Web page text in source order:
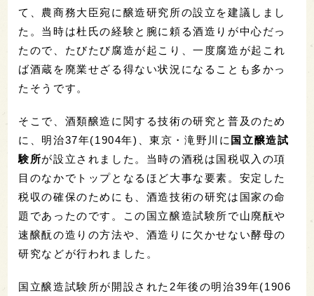
て、農商務大臣宛に醸造研究所の設立を建議しまし
た。当時は杜氏の経験と腕に頼る酒造りが中心だっ
たので、たびたび腐造が起こり、一度腐造が起これ
ば酒蔵を廃業せざる得ない状況になることも多かっ
たそうです。
そこで、酒類醸造に関する技術の研究と普及のため
に、明治37年(1904年)、東京・滝野川に 国立醸造試
験所が設立されました。当時の酒税は国税収入の項
目のなかでトップとなるほど大事な要素。安定した
税収の確保のためにも、酒造技術の研究は国家の命
題であったのです。この国立醸造試験所で山廃酛や
速醸酛の造りの方法や、酒造りに欠かせない酵母の
研究などが行われました。
国立醸造試験所が開設された2年後の明治39年(1906